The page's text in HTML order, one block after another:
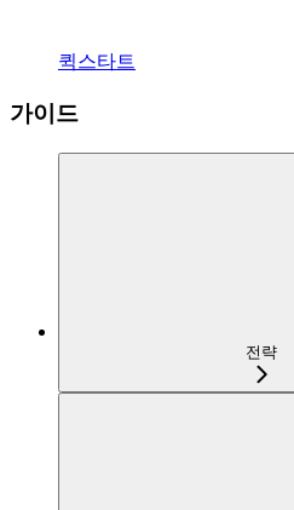
퀵스타트
가이드
전략